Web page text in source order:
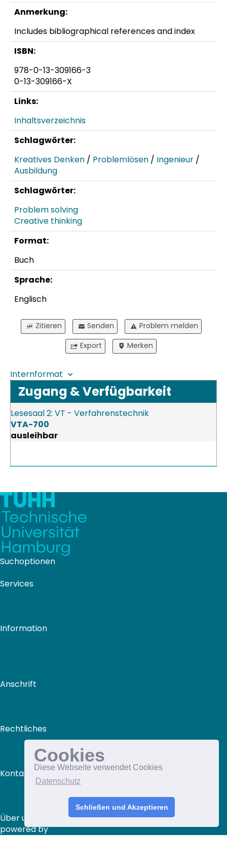
Cookies
Diese Webseite verwendet Cookies
Datenschutz
Schließen und Akzeptieren
Anmerkung:
Includes bibliographical references and index
ISBN:
978-0-13-309166-3
0-13-309166-X
Links:
Inhaltsverzeichnis
Schlagwörter:
Kreatives Denken / Problemlösen / Ingenieur /
Ausbildung
Schlagwörter:
Problem solving
Creative thinking
Format:
Buch
Sprache:
Englisch
Zitieren Senden
Problem melden
Export
Merken
Internformat
Zugang & Verfügbarkeit
Lesesaal 2: VT - Verfahrenstechnik
VTA-700
ausleihbar
Suchoptionen
Services
Information
Anschrift
Rechtliches
Impressum
Datenschutz
Erklärung zur Barrierefreiheit
Kontakt
040 30601-2845
bibliothek@tuhh.de
Über uns
powered byVuFind